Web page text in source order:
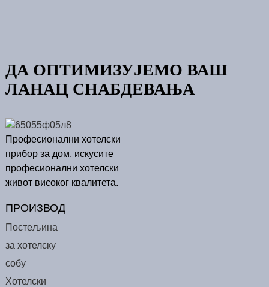
ДА ОПТИМИЗУЈЕМО ВАШ
ЛАНАЦ СНАБДЕВАЊА
Професионални хотелски
прибор за дом, искусите
професионални хотелски
живот високог квалитета.
ПРОИЗВОД
Постељина
за хотелску
собу
Хотелски